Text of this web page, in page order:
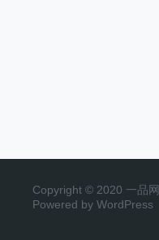
Copyright © 2020 一品
Powered by WordPress